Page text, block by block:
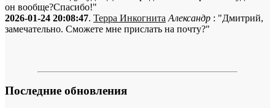
он вообще?Спасибо!"
2026-01-24 20:08:47. Терра Инкогнита Александр : "Дмитрий,
замечательно. Сможете мне прислать на почту?"
Последние обновления